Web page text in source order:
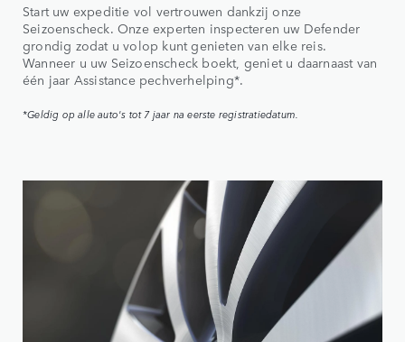
Start uw expeditie vol vertrouwen dankzij onze
Seizoenscheck. Onze experten inspecteren uw Defender
grondig zodat u volop kunt genieten van elke reis.
Wanneer u uw Seizoenscheck boekt, geniet u daarnaast van
één jaar Assistance pechverhelping*.
*Geldig op alle auto's tot 7 jaar na eerste registratiedatum.